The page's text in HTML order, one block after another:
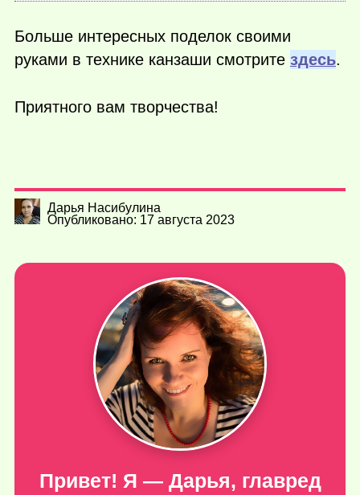
Больше интересных поделок своими
руками в технике канзаши смотрите здесь.
Приятного вам творчества!
Дарья Насибулина
Опубликовано: 17 августа 2023
Привет! Я — Дарья, главред